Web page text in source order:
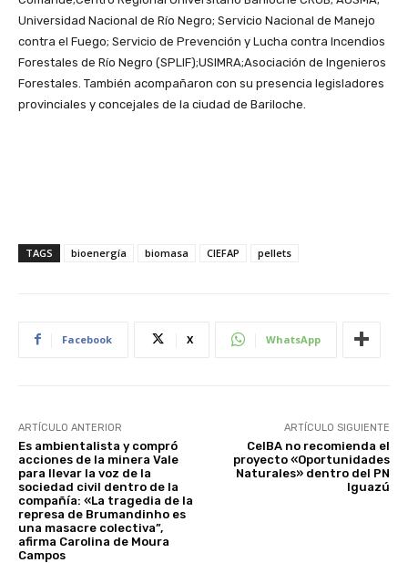
Universidad Nacional de Río Negro; Servicio Nacional de Manejo
contra el Fuego; Servicio de Prevención y Lucha contra Incendios
Forestales de Río Negro (SPLIF);USIMRA;Asociación de Ingenieros
Forestales. También acompañaron con su presencia legisladores
provinciales y concejales de la ciudad de Bariloche.
TAGS bioenergía biomasa CIEFAP pellets
Facebook X WhatsApp
ARTÍCULO ANTERIOR
Es ambientalista y compró
acciones de la minera Vale
para llevar la voz de la
sociedad civil dentro de la
compañía: «La tragedia de la
represa de Brumandinho es
una masacre colectiva”,
afirma Carolina de Moura
Campos
ARTÍCULO SIGUIENTE
CeIBA no recomienda el
proyecto «Oportunidades
Naturales» dentro del PN
Iguazú